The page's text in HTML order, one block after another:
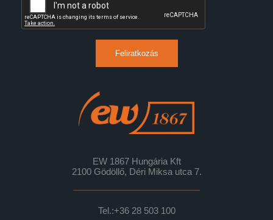
Feliratkozás
EW 1867 Hungária Kft
2100 Gödöllő, Déri Miksa utca 7.
Tel.:+36 28 503 100